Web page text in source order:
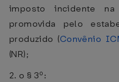
imposto incidente
promovida pelo
produzido (Convênio
(NR);
2. o § 3º: